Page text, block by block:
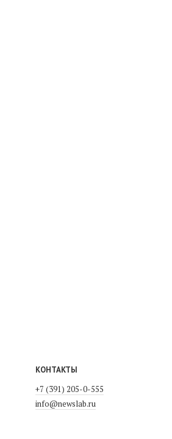
КОНТАКТЫ
+7 (391) 205-0-555
info@newslab.ru